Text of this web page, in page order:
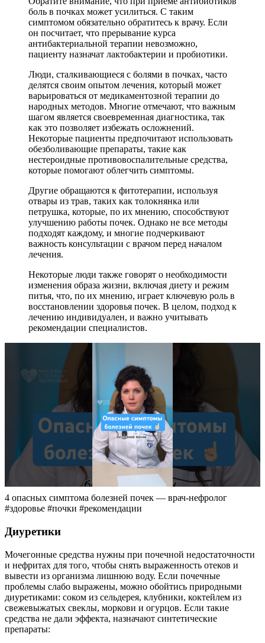
боль в почках может усилиться. С таким
симптомом обязательно обратитесь к врачу. Если
он посчитает, что прерывание курса
антибактериальной терапии невозможно,
пациенту назначат лактобактерии и пробиотики.
Люди, сталкивающиеся с болями в почках, часто
делятся своим опытом лечения, который может
варьироваться от медикаментозной терапии до
народных методов. Многие отмечают, что важным
шагом является своевременная диагностика, так
как это позволяет избежать осложнений.
Некоторые пациенты предпочитают использовать
обезболивающие препараты, такие как
нестероидные противовоспалительные средства,
которые помогают облегчить симптомы.
Другие обращаются к фитотерапии, используя
отвары из трав, таких как толокнянка или
петрушка, которые, по их мнению, способствуют
улучшению работы почек. Однако не все методы
подходят каждому, и многие подчеркивают
важность консультации с врачом перед началом
лечения.
Некоторые люди также говорят о необходимости
изменения образа жизни, включая диету и режим
питья, что, по их мнению, играет ключевую роль в
восстановлении здоровья почек. В целом, подход к
лечению индивидуален, и важно учитывать
рекомендации специалистов.
4 опасных симптома болезней почек — врач-нефролог
#здоровье #почки #рекомендации
Диуретики
Мочегонные средства нужны при почечной недостаточности
и нефритах для того, чтобы снять выраженность отеков и
вывести из организма лишнюю воду. Если почечные
проблемы слабо выражены, можно обойтись природными
диуретиками: соком из сельдерея, клубники, коктейлем из
свежевыжатых свеклы, моркови и огурцов. Если такие
средства не дали эффекта, назначают синтетические
препараты: